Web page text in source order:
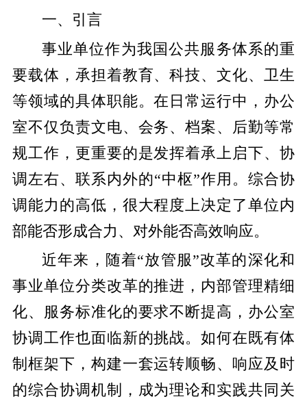
一、引言
事业单位作为我国公共服务体系的重
要载体，承担着教育、科技、文化、卫生
等领域的具体职能。在日常运行中，办公
室不仅负责文电、会务、档案、后勤等常
规工作，更重要的是发挥着承上启下、协
调左右、联系内外的“中枢”作用。综合协
调能力的高低，很大程度上决定了单位内
部能否形成合力、对外能否高效响应。
近年来，随着“放管服”改革的深化和
事业单位分类改革的推进，内部管理精细
化、服务标准化的要求不断提高，办公室
协调工作也面临新的挑战。如何在既有体
制框架下，构建一套运转顺畅、响应及时
的综合协调机制，成为理论和实践共同关